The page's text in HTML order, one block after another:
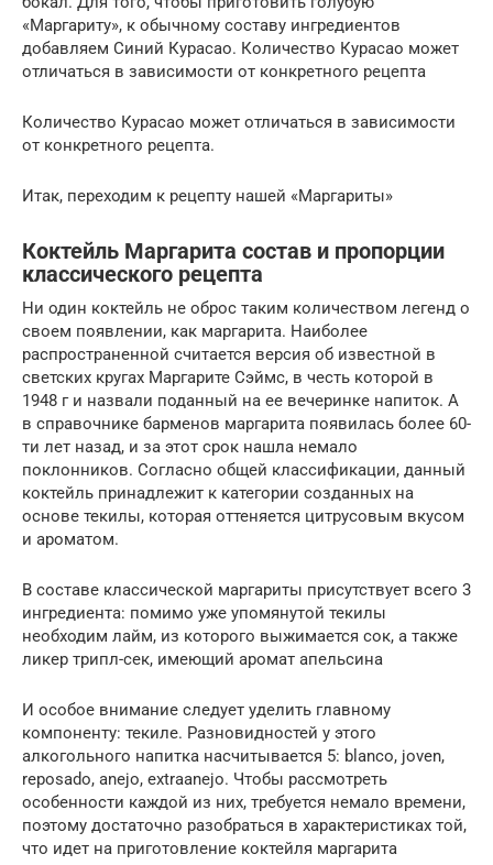
«Маргариту», к обычному составу ингредиентов
добавляем Синий Курасао. Количество Курасао может
отличаться в зависимости от конкретного рецепта
Количество Курасао может отличаться в зависимости
от конкретного рецепта.
Итак, переходим к рецепту нашей «Маргариты»
Коктейль Маргарита состав и пропорции
классического рецепта
Ни один коктейль не оброс таким количеством легенд о
своем появлении, как маргарита. Наиболее
распространенной считается версия об известной в
светских кругах Маргарите Сэймс, в честь которой в
1948 г и назвали поданный на ее вечеринке напиток. А
в справочнике барменов маргарита появилась более 60-
ти лет назад, и за этот срок нашла немало
поклонников. Согласно общей классификации, данный
коктейль принадлежит к категории созданных на
основе текилы, которая оттеняется цитрусовым вкусом
и ароматом.
В составе классической маргариты присутствует всего 3
ингредиента: помимо уже упомянутой текилы
необходим лайм, из которого выжимается сок, а также
ликер трипл-сек, имеющий аромат апельсина
И особое внимание следует уделить главному
компоненту: текиле. Разновидностей у этого
алкогольного напитка насчитывается 5: blanco, joven,
reposado, anejo, extraanejo. Чтобы рассмотреть
особенности каждой из них, требуется немало времени,
поэтому достаточно разобраться в характеристиках той,
что идет на приготовление коктейля маргарита